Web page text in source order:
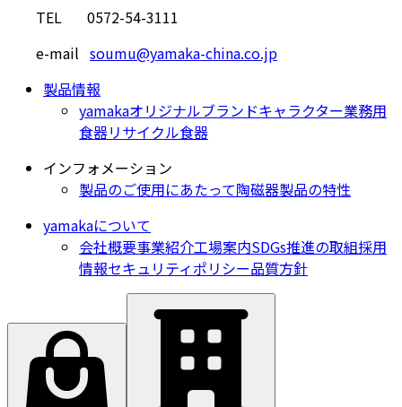
TEL 0572-54-3111
e-mail soumu@yamaka-china.co.jp
製品情報
yamakaオリジナルブランドキャラクター業務用
食器リサイクル食器
インフォメーション
製品のご使用にあたって陶磁器製品の特性
yamakaについて
会社概要事業紹介工場案内SDGs推進の取組採用
情報セキュリティポリシー品質方針